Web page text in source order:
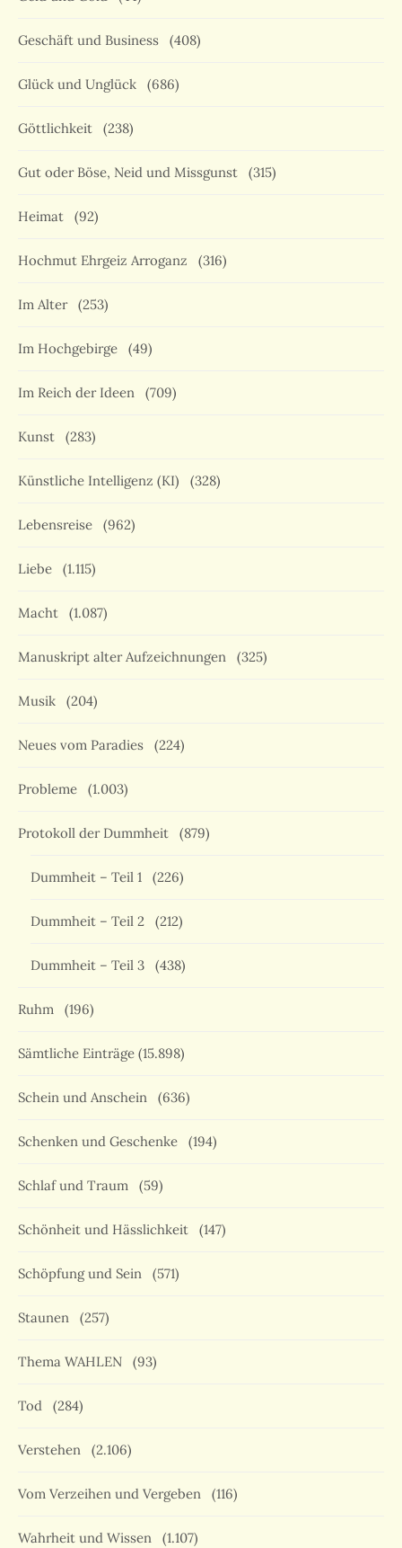
Geschäft und Business (408)
Glück und Unglück (686)
Göttlichkeit (238)
Gut oder Böse, Neid und Missgunst (315)
Heimat (92)
Hochmut Ehrgeiz Arroganz (316)
Im Alter (253)
Im Hochgebirge (49)
Im Reich der Ideen (709)
Kunst (283)
Künstliche Intelligenz (KI) (328)
Lebensreise (962)
Liebe (1.115)
Macht (1.087)
Manuskript alter Aufzeichnungen (325)
Musik (204)
Neues vom Paradies (224)
Probleme (1.003)
Protokoll der Dummheit (879)
Dummheit – Teil 1 (226)
Dummheit – Teil 2 (212)
Dummheit – Teil 3 (438)
Ruhm (196)
Sämtliche Einträge (15.898)
Schein und Anschein (636)
Schenken und Geschenke (194)
Schlaf und Traum (59)
Schönheit und Hässlichkeit (147)
Schöpfung und Sein (571)
Staunen (257)
Thema WAHLEN (93)
Tod (284)
Verstehen (2.106)
Vom Verzeihen und Vergeben (116)
Wahrheit und Wissen (1.107)